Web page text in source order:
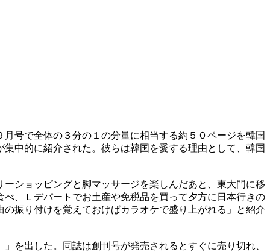
号で全体の３分の１の分量に相当する約５０ページを韓国
中的に紹介された。彼らは韓国を愛する理由として、韓国
ショッピングと脚マッサージを楽しんだあと、東大門に移
、Ｌデパートでお土産や免税品を買って夕方に日本行きの
振り付けを覚えておけばカラオケで盛り上がれる」と紹介
を出した。同誌は創刊号が発売されるとすぐに売り切れ、